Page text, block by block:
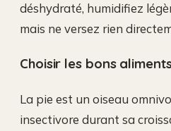
déshydraté, humidifiez
mais ne versez rien
Choisir les bons
La pie est un oiseau
insectivore durant sa